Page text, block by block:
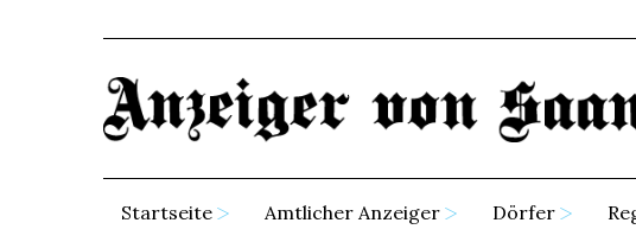
Startseite Amtlicher Anzeiger Dörfer